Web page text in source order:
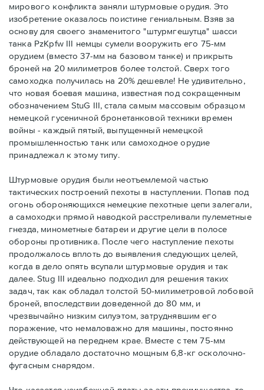
мирового конфликта заняли штурмовые орудия. Это
изобретение оказалось поистине гениальным. Взяв за
основу для своего знаменитого "штурмгешутца" шасси
танка PzKpfw III немцы сумели вооружить его 75-мм
орудием (вместо 37-мм на базовом танке) и прикрыть
броней на 20 милиметров более толстой. Сверх того
самоходка получилась на 20% дешевле! Не удивительно,
что новая боевая машина, известная под сокращенным
обозначением StuG III, стала самым массовым образцом
немецкой гусеничной бронетанковой техники времен
войны - каждый пятый, выпущенный немецкой
промышленностью танк или самоходное орудие
принадлежал к этому типу.
Штурмовые орудия были неотъемлемой частью
тактических построений пехоты в наступлении. Попав под
огонь обороняющихся немецкие пехотные цепи залегали,
а самоходки прямой наводкой расстреливали пулеметные
гнезда, минометные батареи и другие цели в полосе
обороны противника. После чего наступление пехоты
продолжалось вплоть до выявления следующих целей,
когда в дело опять всупали штурмовые орудия и так
далее. Stug III идеально подходил для решения таких
задач, так как обладал толстой 50-милиметровой лобовой
броней, впоследствии доведенной до 80 мм, и
чрезвычайно низким силуэтом, затруднявшим его
поражение, что немаловажно для машины, постоянно
действующей на переднем крае. Вместе с тем 75-мм
орудие обладало достаточно мощным 6,8-кг осколочно-
фугасным снарядом.